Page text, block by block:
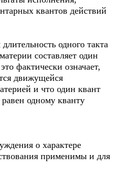
квантов действий
одного такта
составляет один
фактически означает,
движущейся
и что один квант
одному кванту
о характере
применимы и для